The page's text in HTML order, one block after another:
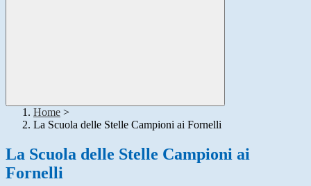
Home >
La Scuola delle Stelle Campioni ai Fornelli
La Scuola delle Stelle Campioni ai
Fornelli